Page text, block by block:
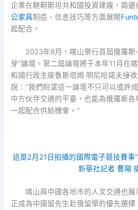
企業在韃靼斯坦共和國投資建廠，兩
公家具制造、信息技巧等方面展開
起配合。
2023年9月，喀山舉行首屆俄羅斯
芽”論壇。第二屆論壇將于本年11月在
和國行政主座魯斯塔姆·明尼哈諾夫接
說：“我們盼望這一論壇不只可以或許
中方伙伴交通的平臺，也能為俄羅斯
一起配合供給機會。”
這是2月21日拍攝的國際電子競技賽事
新華社記者 曹陽
喀山與中國各地市的人文交通也
正成為中國留先生赴俄留學的優先選